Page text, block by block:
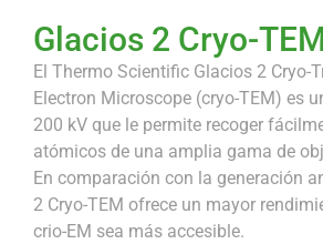
Glacios 2 Cryo-TEM
El Thermo Scientific Glacios 2 Cryo-
Electron Microscope (cryo-TEM) es
200 kV que le permite recoger
atómicos de una amplia gama de
En comparación con la generación
2 Cryo-TEM ofrece un mayor
crio-EM sea más accesible.